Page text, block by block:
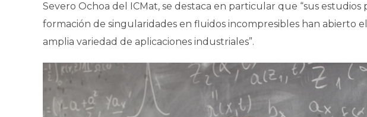
Severo Ochoa del ICMat, se destaca en particular que “sus estudios
formación de singularidades en fluidos incompresibles han abierto
amplia variedad de aplicaciones industriales”.